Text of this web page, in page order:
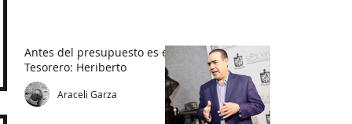
Antes del presupuesto es el
Tesorero: Heriberto
Araceli Garza